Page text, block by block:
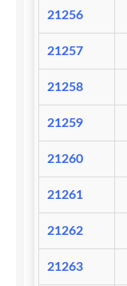
21256
21257
21258
21259
21260
21261
21262
21263